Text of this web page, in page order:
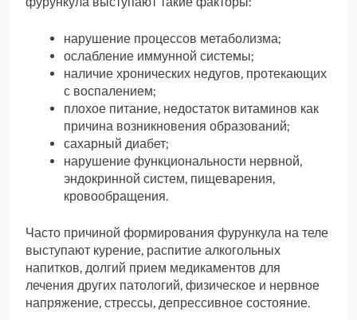
нарушение процессов метаболизма;
ослабление иммунной системы;
наличие хронических недугов, протекающих
с воспалением;
плохое питание, недостаток витаминов как
причина возникновения образований;
сахарный диабет;
нарушение функциональности нервной,
эндокринной систем, пищеварения,
кровообращения.
Часто причиной формирования фурункула на теле
выступают курение, распитие алкогольных
напитков, долгий прием медикаментов для
лечения других патологий, физическое и нервное
напряжение, стрессы, депрессивное состояние.